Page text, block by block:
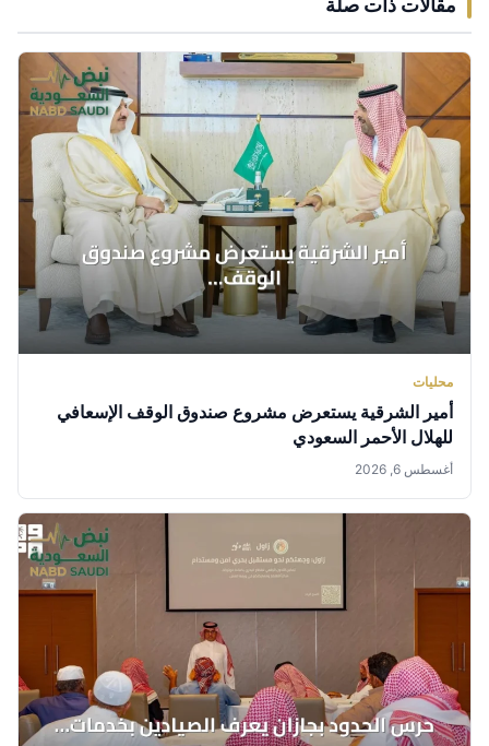
محليات
أمير الشرقية يستعرض مشروع صندوق الوقف الإسعافي
للهلال الأحمر السعودي
أغسطس 6, 2026